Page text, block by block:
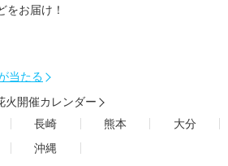
をお届け！
当たる
火開催カレンダー
長崎 熊本
大分
沖縄